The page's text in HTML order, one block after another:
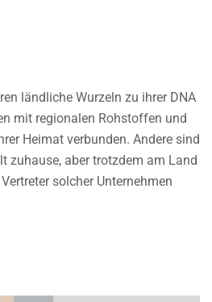
ländliche Wurzeln zu ihrer DNA
mit regionalen Rohstoffen und
Heimat verbunden. Andere sind
zuhause, aber trotzdem am Land
solcher Unternehmen